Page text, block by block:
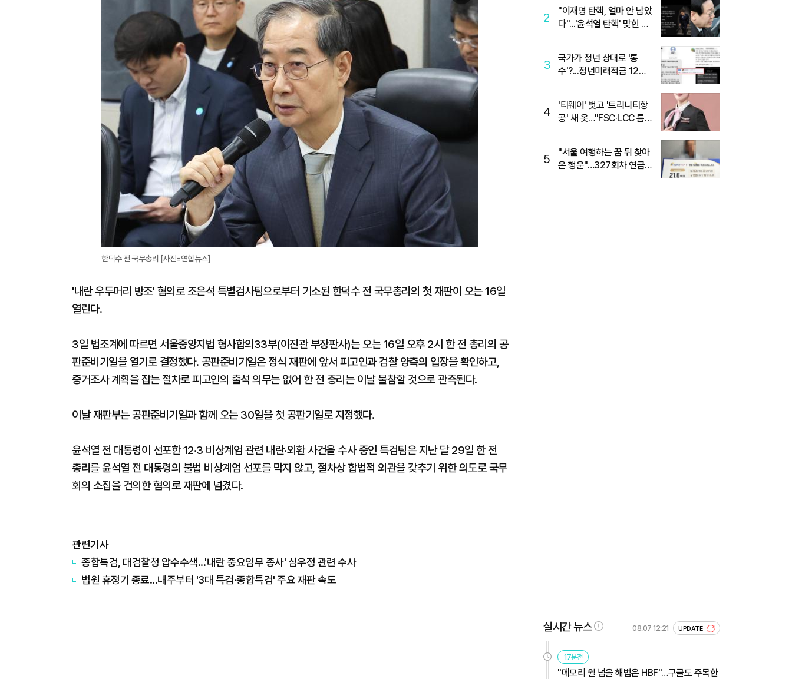
미
지
확
대
한덕수 전 국무총리 [사진=연합뉴스]
'내란 우두머리 방조' 혐의로 조은석 특별검사팀으로부터 기소된 한덕수 전 국무총리의 첫 재판이 오는 16일
열린다.
3일 법조계에 따르면 서울중앙지법 형사합의33부(이진관 부장판사)는 오는 16일 오후 2시 한 전 총리의 공
판준비기일을 열기로 결정했다. 공판준비기일은 정식 재판에 앞서 피고인과 검찰 양측의 입장을 확인하고,
증거조사 계획을 잡는 절차로 피고인의 출석 의무는 없어 한 전 총리는 이날 불참할 것으로 관측된다.
이날 재판부는 공판준비기일과 함께 오는 30일을 첫 공판기일로 지정했다.
윤석열 전 대통령이 선포한 12·3 비상계엄 관련 내란·외환 사건을 수사 중인 특검팀은 지난 달 29일 한 전
총리를 윤석열 전 대통령의 불법 비상계엄 선포를 막지 않고, 절차상 합법적 외관을 갖추기 위한 의도로 국무
회의 소집을 건의한 혐의로 재판에 넘겼다.
관련기사
종합특검, 대검찰청 압수수색...'내란 중요임무 종사' 심우정 관련 수사
법원 휴정기 종료...내주부터 '3대 특검·종합특검' 주요 재판 속도
2
"이재명 탄핵, 얼마 안 남았
다"...'윤석열 탄핵' 맞힌 무
3
국가가 청년 상대로 '통
수'?...청년미래적금 12%
4
'티웨이' 벗고 '트리니티항
공' 새 옷…"FSC·LCC 틈
5
"서울 여행하는 꿈 뒤 찾아
온 행운"…327회차 연금
실시간 뉴스 08.07 12:21 UPDATE
17분전
"메모리 월 넘을 해법은 HBF"…구글도 주목한